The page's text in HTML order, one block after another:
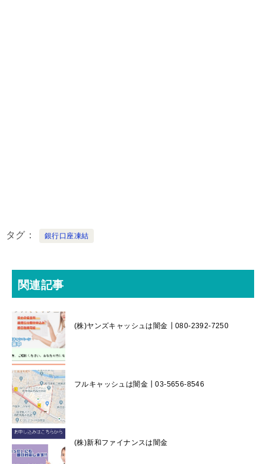
タグ 銀行口座凍結
関連記事
(株)ヤンズキャッシュは闇金┃080-2392-7250
フルキャッシュは闇金┃03-5656-8546
(株)新和ファイナンスは闇金